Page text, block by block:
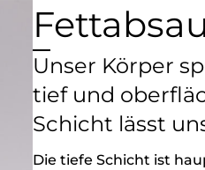
Unser Körper
tief und
Schicht lässt
Die tiefe Schicht ist